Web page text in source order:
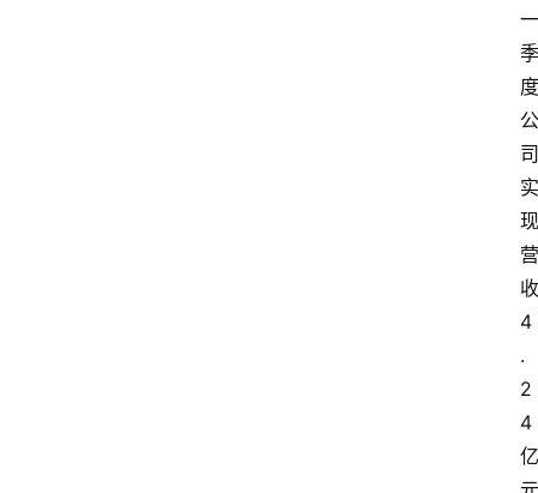
一
季
度
公
司
实
现
营
收
4
.
2
4
亿